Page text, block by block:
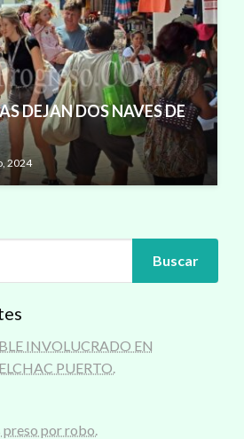
DEJAN DOS NAVES DE
2024
Buscar
INVOLUCRADO EN
PUERTO.
preso por robo.